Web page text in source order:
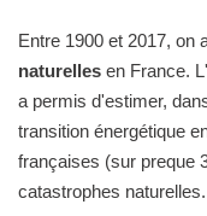
Entre 1900 et 2017, on
naturelles en France.
a permis d'estimer,
transition énergétique
françaises (sur preque
catastrophes naturelles.